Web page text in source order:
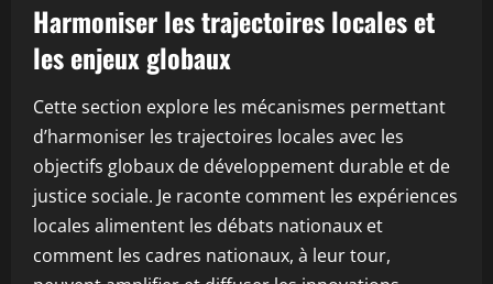
Harmoniser les trajectoires locales et
les enjeux globaux
Cette section explore les mécanismes permettant
d’harmoniser les trajectoires locales avec les
objectifs globaux de développement durable et de
justice sociale. Je raconte comment les expériences
locales alimentent les débats nationaux et
comment les cadres nationaux, à leur tour,